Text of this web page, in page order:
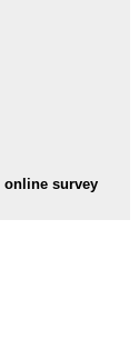
online survey